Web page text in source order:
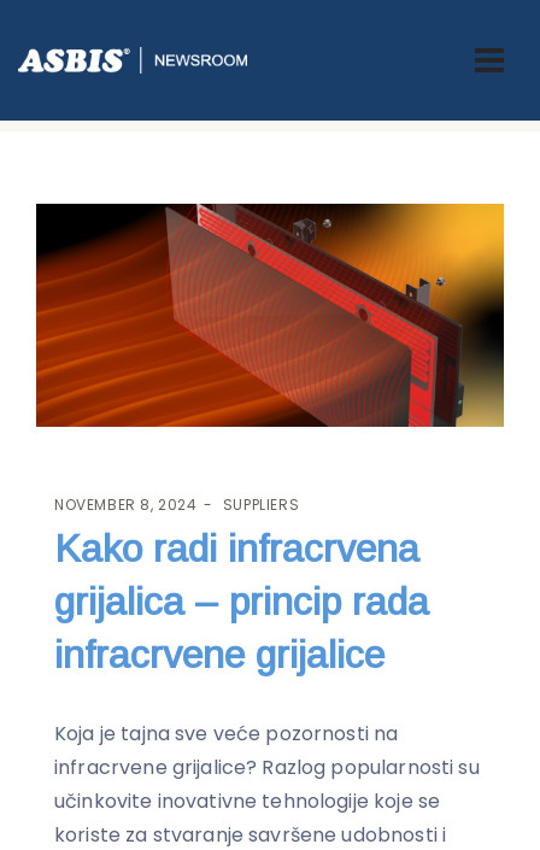
ASBIS.BA>SUPPLIERS> KAKO RADI INFRACRVENA GRIJALICA –
PRINCIP RADA INFRACRVENE GRIJALICE
NOVEMBER 8, 2024 SUPPLIERS
Kako radi infracrvena
grijalica – princip rada
infracrvene grijalice
Koja je tajna sve veće pozornosti na
infracrvene grijalice? Razlog popularnosti su
učinkovite inovativne tehnologije koje se
koriste za stvaranje savršene udobnosti i